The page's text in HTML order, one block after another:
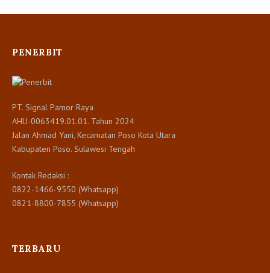
PENERBIT
PT. Signal Pamor Raya
AHU-0063419.01.01. Tahun 2024
Jalan Ahmad Yani, Kecamatan Poso Kota Utara
Kabupaten Poso. Sulawesi Tengah
Kontak Redaksi :
0822-1466-9550 (Whatsapp)
0821-8800-7855 (Whatsapp)
TERBARU